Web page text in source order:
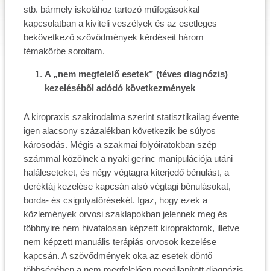
stb. bármely iskolához tartozó műfogásokkal
kapcsolatban a kiviteli veszélyek és az esetleges
bekövetkező szövődmények kérdéseit három
témakörbe soroltam.
A „nem megfelelő esetek” (téves diagnózis)
kezeléséből adódó következmények
A kiropraxis szakirodalma szerint statisztikailag évente
igen alacsony százalékban következik be súlyos
károsodás. Mégis a szakmai folyóiratokban szép
számmal közölnek a nyaki gerinc manipulációja utáni
haláleseteket, és négy végtagra kiterjedő bénulást, a
deréktáj kezelése kapcsán alsó végtagi bénulásokat,
borda- és csigolyatörésekét. Igaz, hogy ezek a
közlemények orvosi szaklapokban jelennek meg és
többnyire nem hivatalosan képzett kiropraktorok, illetve
nem képzett manuális terápiás orvosok kezelése
kapcsán. A szövődmények oka az esetek döntő